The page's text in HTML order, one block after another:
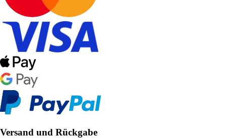
Versand und Rückgabe